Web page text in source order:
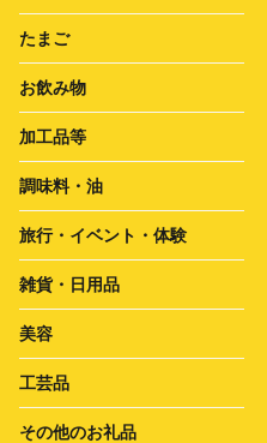
たまご
お飲み物
加工品等
調味料・油
旅行・イベント・体験
雑貨・日用品
美容
工芸品
その他のお礼品